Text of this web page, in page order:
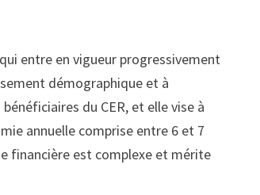
entre en vigueur progressivement
démographique et à
du CER, et elle vise à
annuelle comprise entre 6 et 7
financière est complexe et mérite